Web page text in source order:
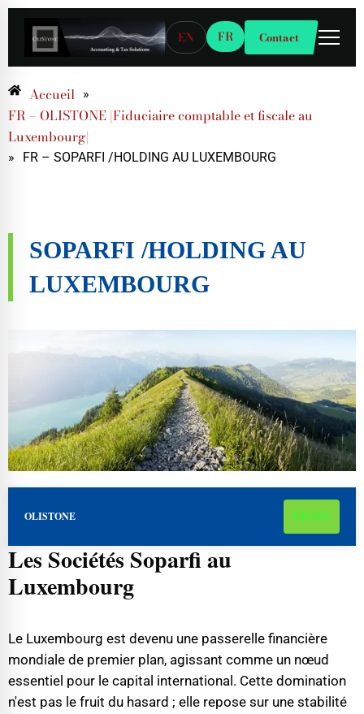
EN FR Contact
Accueil »
FR – OLISTONE |Fiduciaire comptable et fiscale au
Luxembourg|
» FR – SOPARFI /HOLDING AU LUXEMBOURG
SOPARFI /HOLDING AU
LUXEMBOURG
OLISTONE MENU
Les Sociétés Soparfi au
Luxembourg
Le Luxembourg est devenu une passerelle financière
mondiale de premier plan, agissant comme un nœud
essentiel pour le capital international. Cette domination
n'est pas le fruit du hasard ; elle repose sur une stabilité